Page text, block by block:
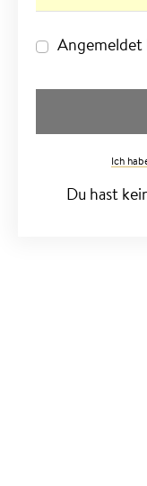
Angemeldet
Ich
Du hast